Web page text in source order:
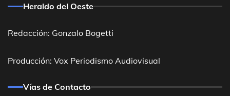
Heraldo del Oeste
Redacción: Gonzalo Bogetti
Producción: Vox Periodismo Audiovisual
Vías de Contacto